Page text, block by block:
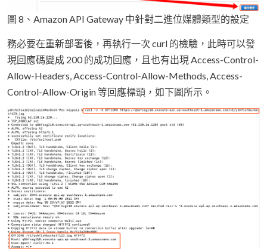
圖 8、Amazon API Gateway 中針對二進位媒體類型的設定
務必要在重新部署後，再執行一次 curl 的檢驗，此時可以發
現回應碼變成 200 的成功回應，且也有出現 Access-Control-
Allow-Headers, Access-Control-Allow-Methods, Access-
Control-Allow-Origin 等回應標頭，如下圖所示。